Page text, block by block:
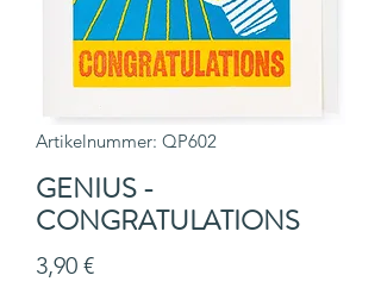
Artikelnummer: QP602
GENIUS -
CONGRATULATIONS
3,90 €Preis